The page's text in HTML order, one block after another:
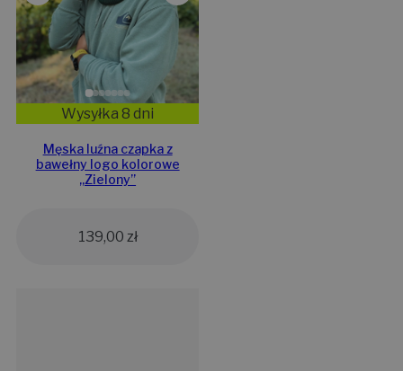
Wysyłka 8 dni
Męska luźna czapka z
bawełny logo kolorowe
„Zielony”
139,00 zł